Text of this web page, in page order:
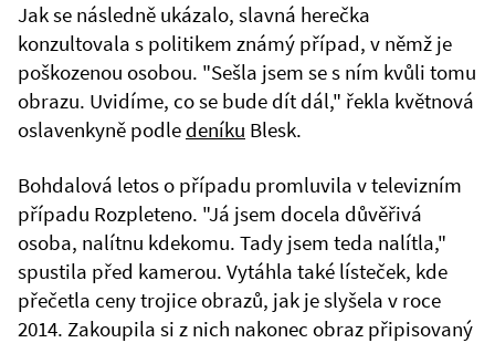
Jak se následně ukázalo, slavná herečka
konzultovala s politikem známý případ, v němž je
poškozenou osobou. "Sešla jsem se s ním kvůli tomu
obrazu. Uvidíme, co se bude dít dál," řekla květnová
oslavenkyně podle deníku Blesk.
Bohdalová letos o případu promluvila v televizním
případu Rozpleteno. "Já jsem docela důvěřivá
osoba, nalítnu kdekomu. Tady jsem teda nalítla,"
spustila před kamerou. Vytáhla také lísteček, kde
přečetla ceny trojice obrazů, jak je slyšela v roce
2014. Zakoupila si z nich nakonec obraz připisovaný